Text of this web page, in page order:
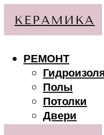
РЕМОНТ
Полы
Потолки
Двери